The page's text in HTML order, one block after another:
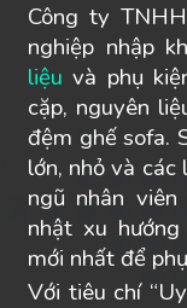
Công ty
nghiệp nhập
liệu và phụ
cặp, nguyên
đệm ghế sofa.
lớn, nhỏ và
ngũ nhân
nhật xu
mới nhất để
Với tiêu chí